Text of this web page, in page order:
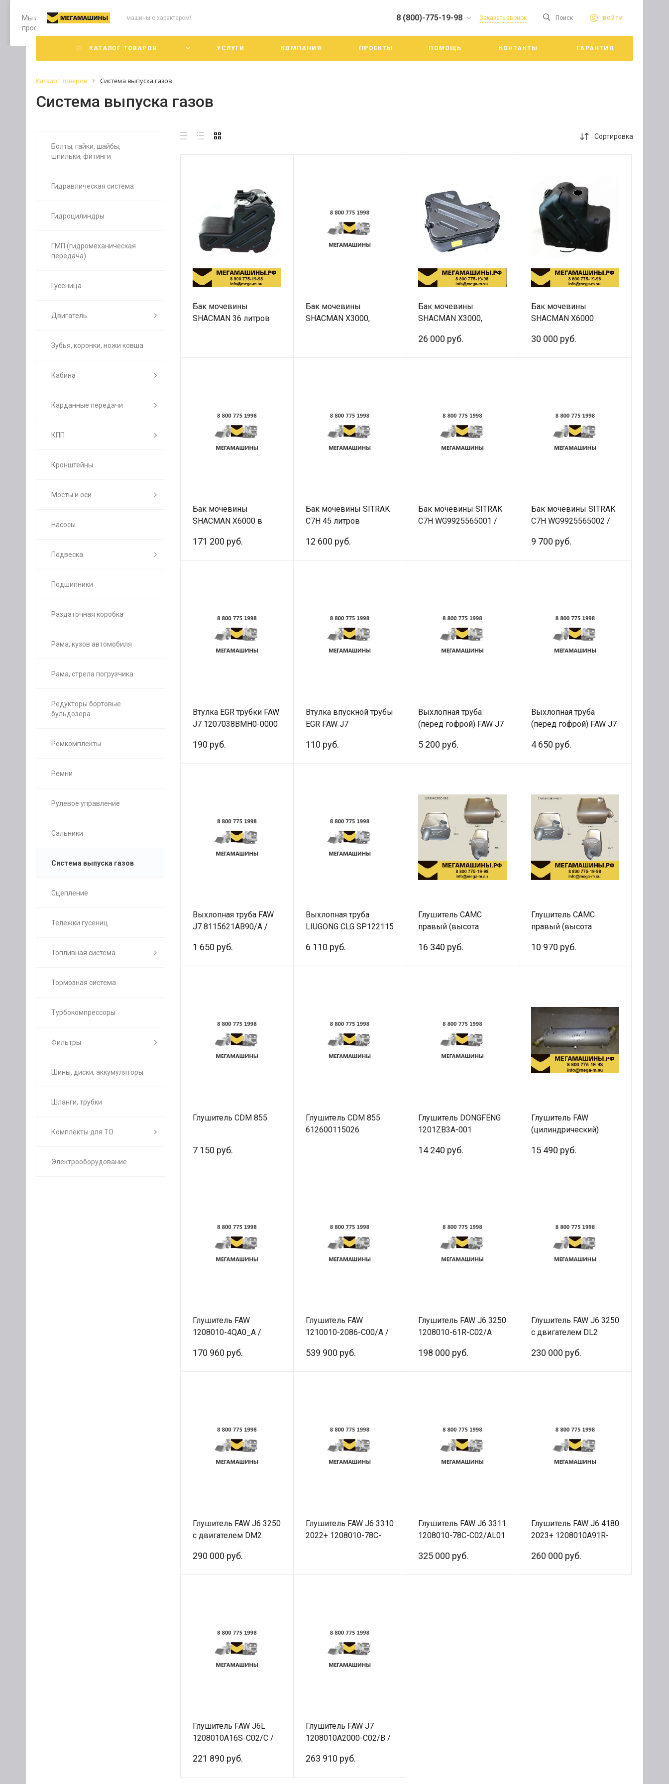
Мы используем файлы cookie, разработанные нашими специалистами и третьими лицами, для анализа событий на нашем веб-сайте. Продолжая
просмотр страниц нашего сайта, вы принимаете условия его использования. Более подробные сведения смотрите в Политике конфиденциальности
Принять
машины с характером! 8 (800)-775-19-98
г. Челябинск ул. Троицкий
тракт 20А/3
Заказать звонок Поиск ВОЙТИ
КАТАЛОГ ТОВАРОВ УСЛУГИ КОМПАНИЯ ПРОЕКТЫ ПОМОЩЬ КОНТАКТЫ ГАРАНТИЯ
Каталог товаров Система выпуска газов
Система выпуска газов
Болты, гайки, шайбы,
шпильки, фитинги
Гидравлическая система
Гидроцилиндры
ГМП (гидромеханическая
передача)
Гусеница
Двигатель
Зубья, коронки, ножи ковша
Кабина
Карданные передачи
КПП
Кронштейны
Мосты и оси
Насосы
Подвеска
Подшипники
Раздаточная коробка
Рама, кузов автомобиля
Рама, стрела погрузчика
Редукторы бортовые
бульдозера
Ремкомплекты
Ремни
Рулевое управление
Сальники
Система выпуска газов
Сцепление
Тележки гусениц
Топливная система
Тормозная система
Турбокомпрессоры
Фильтры
Шины, диски, аккумуляторы
Шланги, трубки
Комплекты для ТО
Электрооборудование
Сортировка
Бак мочевины
SHACMAN 36 литров
Бак мочевины
SHACMAN X3000,
Бак мочевины
SHACMAN X3000,
DZ95259740574 /
26 000 руб.
Бак мочевины
SHACMAN X6000
литров) /Оригинал
30 000 руб.
Бак мочевины
SHACMAN X6000 в
/Оригинал
171 200 руб.
Бак мочевины SITRAK
C7H 45 литров
12 600 руб.
Бак мочевины SITRAK
C7H WG9925565001 /
Бак мочевины SITRAK
C7H WG9925565002 /
9 700 руб.
Втулка EGR трубки FAW
J7 1207038BMH0-0000
190 руб.
Втулка впускной трубы
EGR FAW J7
Оригинал
110 руб.
Выхлопная труба
(перед гофрой) FAW J7
Оригинал
5 200 руб.
Выхлопная труба
(перед гофрой) FAW J7
Оригинал
4 650 руб.
Выхлопная труба FAW
J7 8115621AB90/A /
1 650 руб.
Выхлопная труба
LIUGONG CLG SP122115
6 110 руб.
Глушитель CAMC
правый (высота
16 340 руб.
Глушитель CAMC
правый (высота
10 970 руб.
Глушитель CDM 855
7 150 руб.
Глушитель CDM 855
612600115026
Глушитель DONGFENG
1201ZB3A-001
14 240 руб.
Глушитель FAW
(цилиндрический)
15 490 руб.
Глушитель FAW
1208010-4QA0_A /
170 960 руб.
Глушитель FAW
1210010-2086-C00/A /
539 900 руб.
Глушитель FAW J6 3250
1208010-61R-C02/A
198 000 руб.
Глушитель FAW J6 3250
с двигателем DL2
230 000 руб.
Глушитель FAW J6 3250
с двигателем DM2
290 000 руб.
Глушитель FAW J6 3310
2022+ 1208010-78C-
Глушитель FAW J6 3311
1208010-78C-C02/AL01
325 000 руб.
Глушитель FAW J6 4180
2023+ 1208010A91R-
260 000 руб.
Глушитель FAW J6L
1208010A16S-C02/C /
221 890 руб.
Глушитель FAW J7
1208010A2000-C02/B /
263 910 руб.